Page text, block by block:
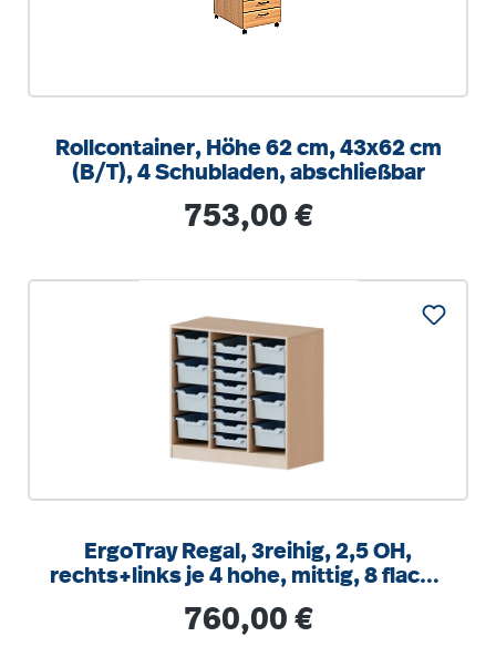
Rollcontainer, Höhe 62 cm, 43x62 cm
(B/T), 4 Schubladen, abschließbar
Regulärer Preis:
753,00 €
ErgoTray Regal, 3reihig, 2,5 OH,
rechts+links je 4 hohe, mittig, 8 flache
Regulärer Preis:
760,00 €